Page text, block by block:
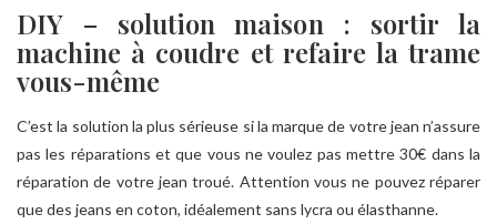
DIY – solution maison : sortir la
machine à coudre et refaire la trame
vous-même
C’est la solution la plus sérieuse si la marque de votre jean n’assure
pas les réparations et que vous ne voulez pas mettre 30€ dans la
réparation de votre jean troué. Attention vous ne pouvez réparer
que des jeans en coton, idéalement sans lycra ou élasthanne.